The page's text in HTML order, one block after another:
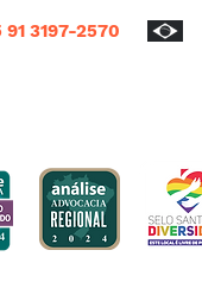
3197-2570